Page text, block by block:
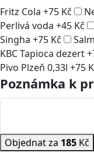
Fritz Cola +75 Kč
Perlivá voda +45 Kč
Singha +75 Kč
KBC Tapioca dezert+
Pivo Plzeň 0,33l +75
Poznámka k
Objednat za 185 Kč